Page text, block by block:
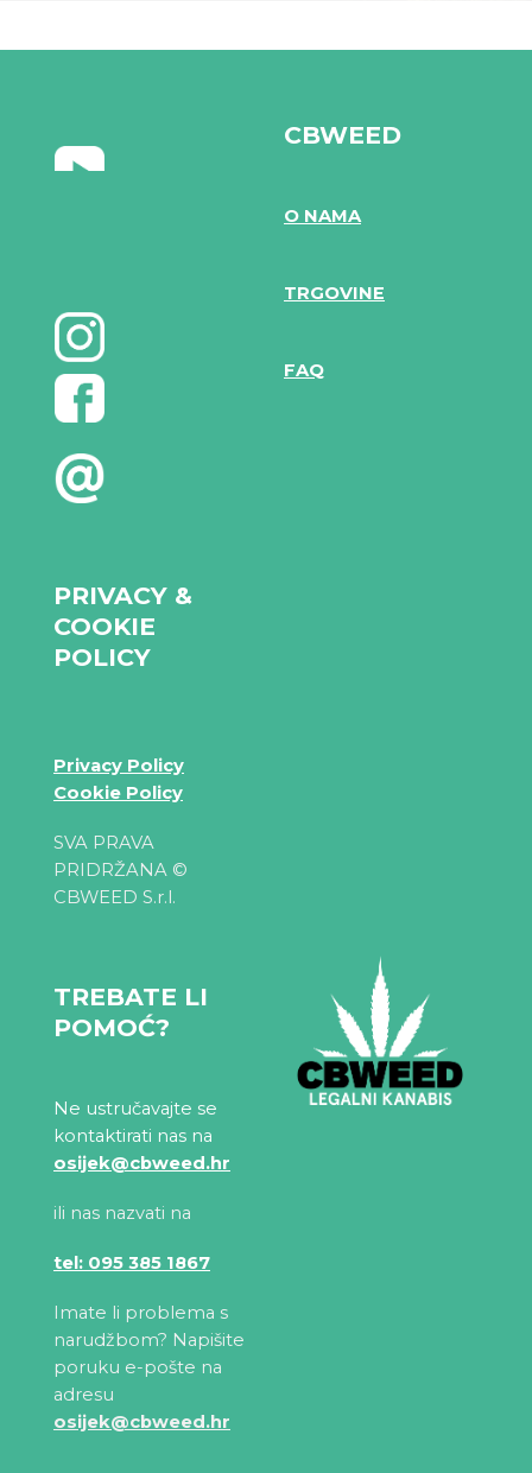
PRIVACY &
COOKIE
POLICY
Privacy Policy
Cookie Policy
SVA PRAVA
PRIDRŽANA ©
CBWEED S.r.l.
CBWEED
O NAMA
TRGOVINE
FAQ
TREBATE LI
POMOĆ?
Ne ustručavajte se
kontaktirati nas na
osijek@cbweed.hr
ili nas nazvati na
tel: 095 385 1867
Imate li problema s
narudžbom? Napišite
poruku e-pošte na
adresu
osijek@cbweed.hr